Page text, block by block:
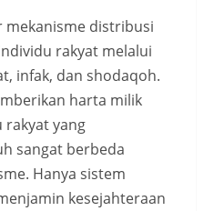
mekanisme distribusi
rakyat melalui
infak, dan shodaqoh.
harta milik
rakyat yang
sangat berbeda
Hanya sistem
kesejahteraan